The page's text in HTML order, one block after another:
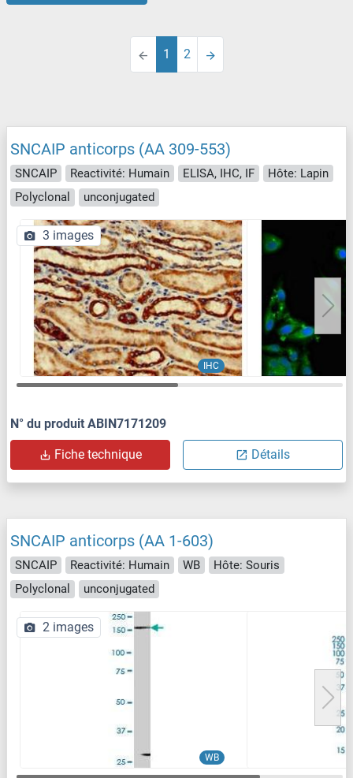
1 2
SNCAIP anticorps (AA 309-553)
SNCAIP Reactivité: Humain ELISA, IHC, IF
Hôte: Lapin
Polyclonal
unconjugated
IHC
3 images
N° du produit ABIN7171209
Fiche technique Détails
SNCAIP anticorps (AA 1-603)
SNCAIP Reactivité: Humain WB
Hôte: Souris
Polyclonal
unconjugated
WB
2 images